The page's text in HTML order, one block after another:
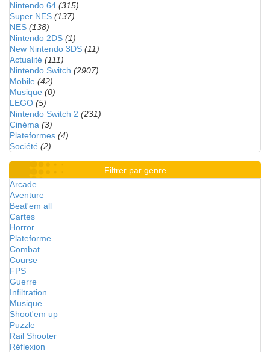
Nintendo 64 (315)
Super NES (137)
NES (138)
Nintendo 2DS (1)
New Nintendo 3DS (11)
Actualité (111)
Nintendo Switch (2907)
Mobile (42)
Musique (0)
LEGO (5)
Nintendo Switch 2 (231)
Cinéma (3)
Plateformes (4)
Société (2)
Filtrer par genre
Arcade
Aventure
Beat'em all
Cartes
Horror
Plateforme
Combat
Course
FPS
Guerre
Infiltration
Musique
Shoot'em up
Puzzle
Rail Shooter
Réflexion